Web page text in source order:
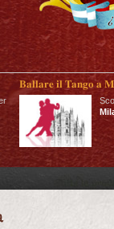
Ballare il Tango a